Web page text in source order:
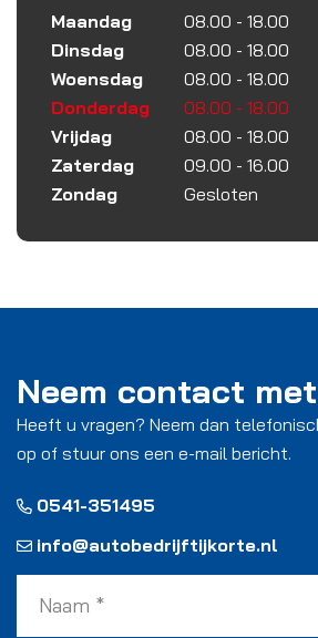
Maandag
08.00 - 18.00
Dinsdag
08.00 - 18.00
Woensdag
08.00 - 18.00
Donderdag
08.00 - 18.00
Vrijdag
08.00 - 18.00
Zaterdag
09.00 - 16.00
Zondag
Gesloten
Neem contact
Heeft u vragen? Neem dan
op of stuur ons een e-mail bericht.
0541-351495
info@autobedrijftijkorte.nl